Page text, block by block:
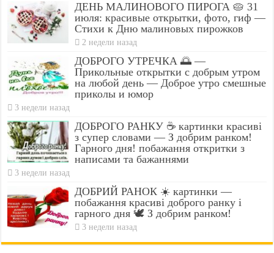
ДЕНЬ МАЛИНОВОГО ПИРОГА 🥧 31
июля: красивые открытки, фото, гиф —
Стихи к Дню малиновых пирожков
2 недели назад
ДОБРОГО УТРЕЧКА 🌅 —
Прикольные открытки с добрым утром
на любой день — Доброе утро смешные
приколы и юмор
3 недели назад
ДОБРОГО РАНКУ ☕ картинки красиві
з супер словами — З добрим ранком!
Гарного дня! побажання откритки з
написами та бажаннями
3 недели назад
ДОБРИЙ РАНОК ☀️ картинки —
побажання красиві доброго ранку і
гарного дня 🕊️ З добрим ранком!
3 недели назад